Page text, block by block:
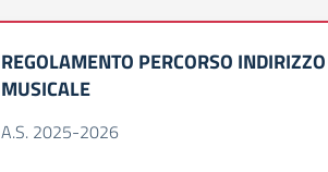
REGOLAMENTO PERCORSO INDIRIZZO
MUSICALE
A.S. 2025-2026